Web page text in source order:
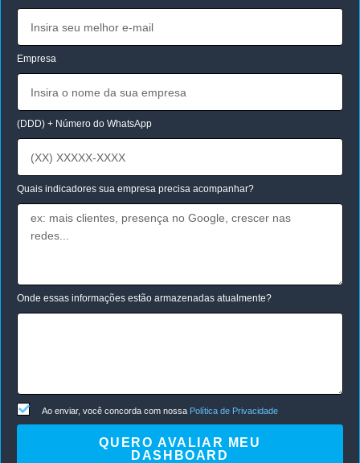
Empresa
(DDD) + Número do WhatsApp
Quais indicadores sua empresa precisa acompanhar?
Onde essas informações estão armazenadas atualmente?
Ao enviar, você concorda com nossa Política de Privacidade
QUERO AVALIAR MEU
DASHBOARD